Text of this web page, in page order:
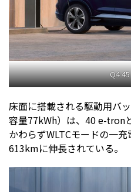
Q4
床面に搭載される駆動用バ
容量77kWh）は、40 e-tron
かわらずWLTCモードの一
613kmに伸長されている。